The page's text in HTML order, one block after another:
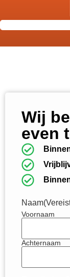
Wij
even
Naam
Voornaam
Achternaam